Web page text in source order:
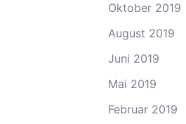
Oktober 2019
August 2019
Juni 2019
Mai 2019
Februar 2019